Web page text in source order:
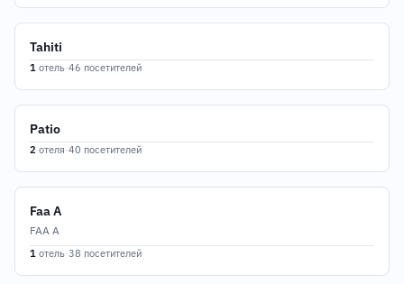
Tahiti
1 отель·46 посетителей
Patio
2 отеля·40 посетителей
Faa A
FAA A
1 отель·38 посетителей